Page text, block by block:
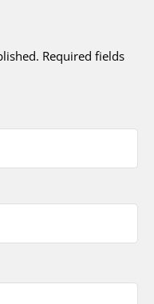
Required fields